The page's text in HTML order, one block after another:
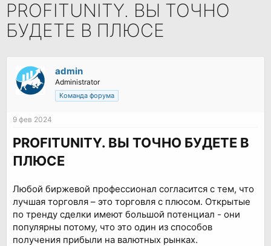
PROFITUNITY. ВЫ ТОЧНО
БУДЕТЕ В ПЛЮСЕ
admin
Administrator
Команда форума
9 фев 2024
PROFITUNITY. ВЫ ТОЧНО БУДЕТЕ В
ПЛЮСЕ
Любой биржевой профессионал согласится с тем, что
лучшая торговля – это торговля с плюсом. Открытые
по тренду сделки имеют большой потенциал - они
популярны потому, что это один из способов
получения прибыли на валютных рынках.